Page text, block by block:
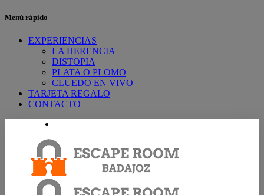
Menú rápido
EXPERIENCIAS
LA HERENCIA
DISTOPIA
PLATA O PLOMO
CLUEDO EN VIVO
TARJETA REGALO
CONTACTO